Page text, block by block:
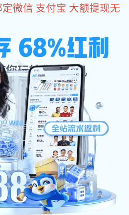
高峰 | 星空电子建
2025年度北极星
据双TOP品牌!
: Date:2025/03/13
星空电子建筑五金斩获2024-2025
据双TOP品牌!